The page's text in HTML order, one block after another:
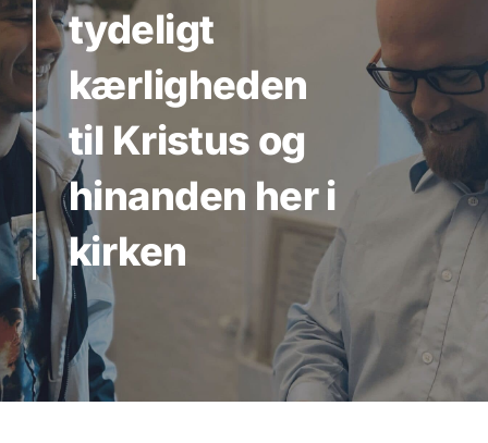
tydeligt
kærligheden
til Kristus og
hinanden her i
kirken